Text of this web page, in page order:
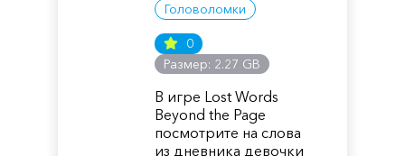
Головоломки
0
Размер: 2.27 GB
В игре Lost Words
Beyond the Page
посмотрите на слова
из дневника девочки